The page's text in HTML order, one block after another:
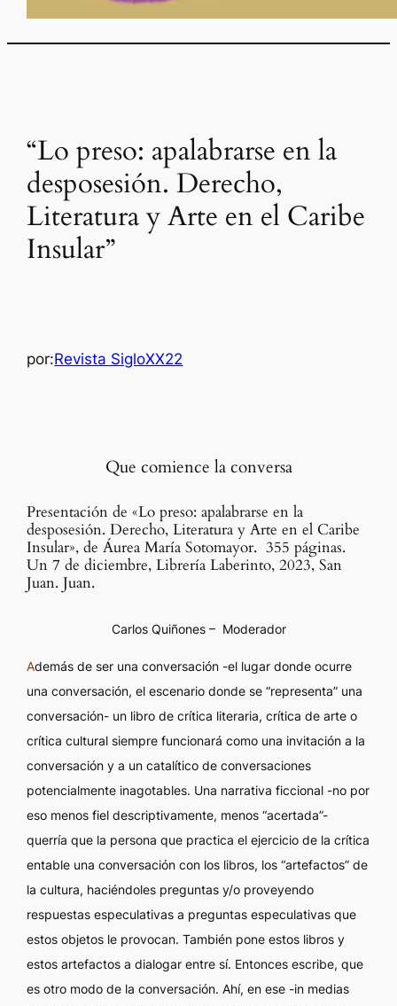
“Lo preso: apalabrarse en la
desposesión. Derecho,
Literatura y Arte en el Caribe
Insular”
por:Revista SigloXX22
Que comience la conversa
Presentación de «Lo preso: apalabrarse en la
desposesión. Derecho, Literatura y Arte en el Caribe
Insular», de Áurea María Sotomayor. 355 páginas.
Un 7 de diciembre, Librería Laberinto, 2023, San
Juan. Juan.
Carlos Quiñones – Moderador
Además de ser una conversación -el lugar donde ocurre
una conversación, el escenario donde se “representa” una
conversación- un libro de crítica literaria, crítica de arte o
crítica cultural siempre funcionará como una invitación a la
conversación y a un catalítico de conversaciones
potencialmente inagotables. Una narrativa ficcional -no por
eso menos fiel descriptivamente, menos “acertada”-
querría que la persona que practica el ejercicio de la crítica
entable una conversación con los libros, los “artefactos” de
la cultura, haciéndoles preguntas y/o proveyendo
respuestas especulativas a preguntas especulativas que
estos objetos le provocan. También pone estos libros y
estos artefactos a dialogar entre sí. Entonces escribe, que
es otro modo de la conversación. Ahí, en ese -in medias